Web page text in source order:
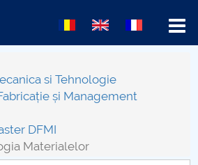
al Proiectelor
si Tehnologie
și Management
DFMI
Materialelor